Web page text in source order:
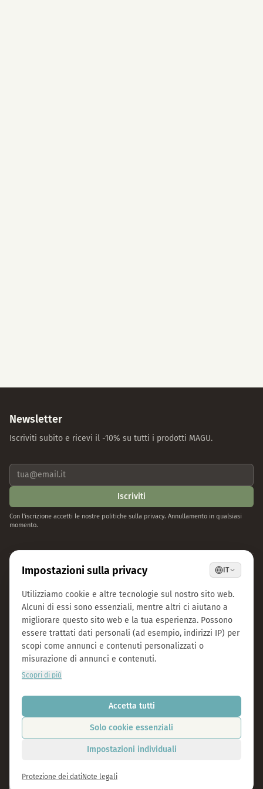
Newsletter
Iscriviti subito e ricevi il -10% su tutti i prodotti MAGU.
Iscriviti
Con l'iscrizione accetti le nostre politiche sulla privacy. Annullamento in qualsiasi
momento.
CBD premium dall'Austria.
Naturale e testato in laboratorio.
CBD Blüten
CBD Automaten Wien
Sale
Kosmokraut Seeds
Filosofia
Qualità e sostenibilità
FAQ
LEGAL
Termini e condizioni
Impostazioni cookie
info@magu-cbd.com